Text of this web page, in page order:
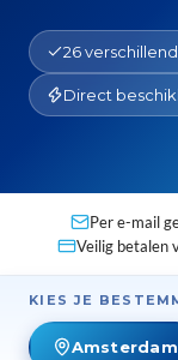
26
Direct
Per e-mail
Veilig betalen
Amsterdam